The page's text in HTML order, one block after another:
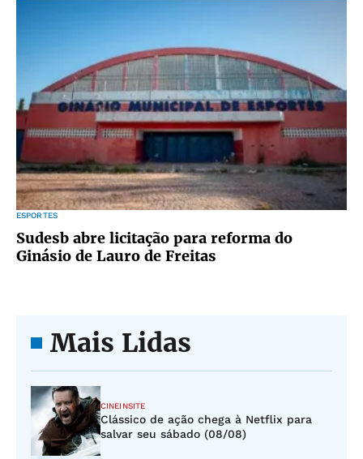
ESPORTES
Sudesb abre licitação para reforma do
Ginásio de Lauro de Freitas
Mais Lidas
CINEINSITE
Clássico de ação chega à Netflix para
salvar seu sábado (08/08)